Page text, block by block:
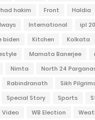
hakim Front Haldia
International ipl
biden Kitchen Kolkata
Mamata Banerjee
Nimta North 24
Rabindranath
Sikh
Special Story Sports
Video WB Election